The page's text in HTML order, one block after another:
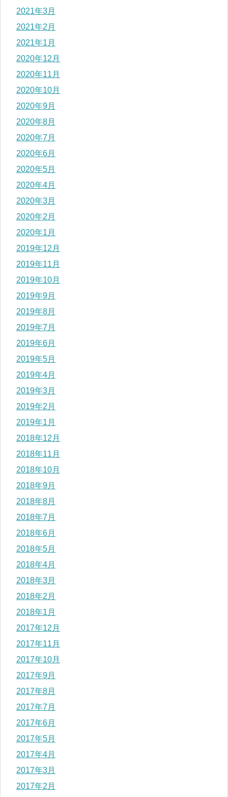
2021年3月
2021年2月
2021年1月
2020年12月
2020年11月
2020年10月
2020年9月
2020年8月
2020年7月
2020年6月
2020年5月
2020年4月
2020年3月
2020年2月
2020年1月
2019年12月
2019年11月
2019年10月
2019年9月
2019年8月
2019年7月
2019年6月
2019年5月
2019年4月
2019年3月
2019年2月
2019年1月
2018年12月
2018年11月
2018年10月
2018年9月
2018年8月
2018年7月
2018年6月
2018年5月
2018年4月
2018年3月
2018年2月
2018年1月
2017年12月
2017年11月
2017年10月
2017年9月
2017年8月
2017年7月
2017年6月
2017年5月
2017年4月
2017年3月
2017年2月